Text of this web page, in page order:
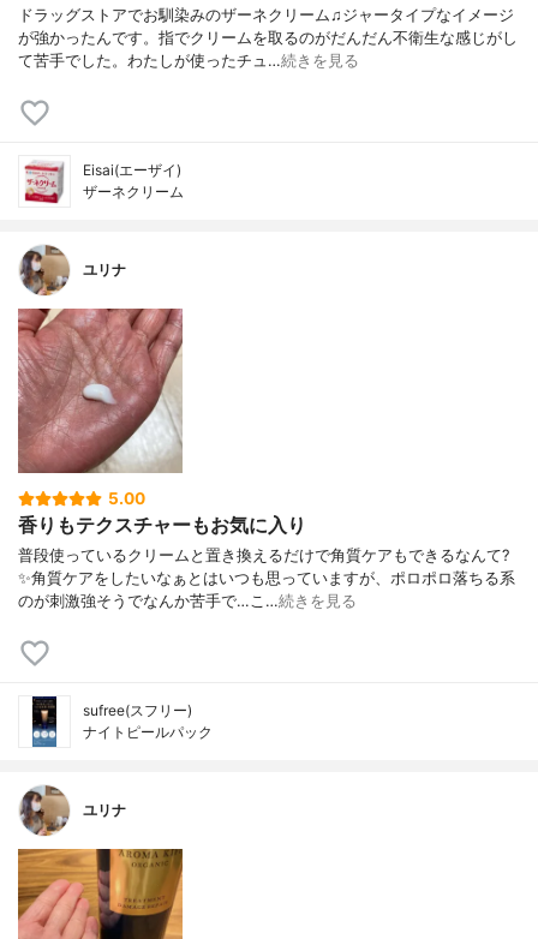
ドラッグストアでお馴染みのザーネクリーム♫ジャータイプなイメージ
が強かったんです。指でクリームを取るのがだんだん不衛生な感じがし
て苦手でした。わたしが使ったチュ…続きを見る
Eisai(エーザイ)
ザーネクリーム
ユリナ
5.00
香りもテクスチャーもお気に入り
普段使っているクリームと置き換えるだけで角質ケアもできるなんて?
✨角質ケアをしたいなぁとはいつも思っていますが、ポロポロ落ちる系
のが刺激強そうでなんか苦手で…こ…続きを見る
sufree(スフリー)
ナイトピールパック
ユリナ